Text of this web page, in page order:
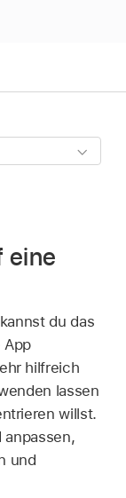
eine
du das
App
hilfreich
lassen
willst.
und